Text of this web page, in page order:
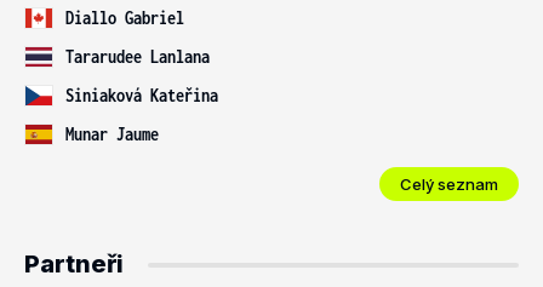
Diallo Gabriel
Tararudee Lanlana
Siniaková Kateřina
Munar Jaume
Celý seznam
Partneři